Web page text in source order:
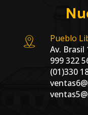
Pueblo
Av. Brasil
999 322
(01)330